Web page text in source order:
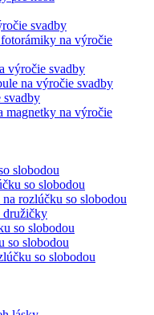
svadby
na výročie
výročie svadby
na výročie svadby
magnetky na výročie
slobodou
so slobodou
rozlúčku so slobodou
družičky
so slobodou
so slobodou
so slobodou